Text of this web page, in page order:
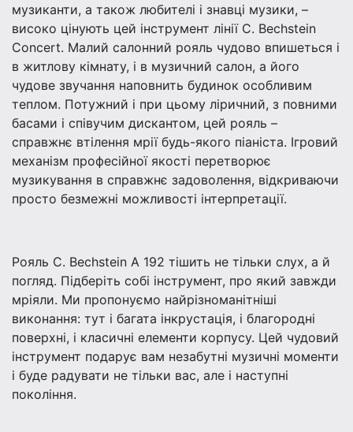
музиканти, а також любителі і знавці музики, –
високо цінують цей інструмент лінії C. Bechstein
Concert. Mалий салонний рояль чудово впишеться і
в житлову кімнату, і в музичний салон, а його
чудове звучання наповнить будинок особливим
теплом. Потужний і при цьому ліричний, з повними
басами і співучим дискантом, цей рояль –
справжнє втілення мрії будь-якого піаніста. Ігровий
механізм професійної якості перетворює
музикування в справжнє задоволення, відкриваючи
просто безмежні можливості інтерпретації.
Рояль C. Bechstein A 192 тішить не тільки слух, а й
погляд. Підберіть собі інструмент, про який завжди
мріяли. Ми пропонуємо найрізноманітніші
виконання: тут і багата інкрустація, і благородні
поверхні, і класичні елементи корпусу. Цей чудовий
інструмент подарує вам незабутні музичні моменти
і буде радувати не тільки вас, але і наступні
покоління.